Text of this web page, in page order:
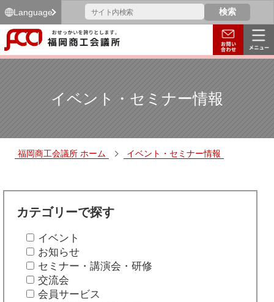
Language
イベント・セミナー情報
福岡商工会議所 ホーム イベント・セミナー情報
カテゴリーで探す
イベント
お知らせ
セミナー・講演会・研修
交流会
会員サービス